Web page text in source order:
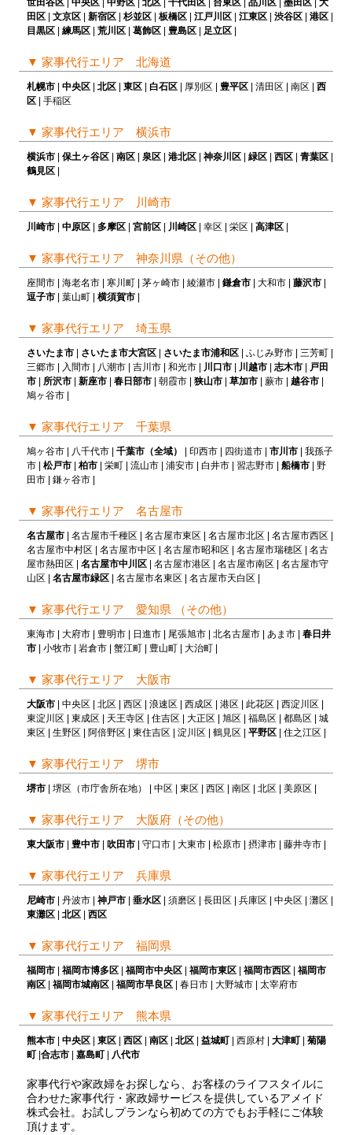
世田谷区 中央区 中野区 北区 千代田区 台東区 品川区 墨田区
大
田区
文京区 新宿区 杉並区 板橋区 江戸川区 江東区 渋谷区 港区
目黒区
練馬区 荒川区 葛飾区 豊島区 足立区
▼ 家事代行エリア 北海道
札幌市 中央区 北区 東区 白石区 | 厚別区 | 豊平区 | 清田区 | 南区 | 西
区 | 手稲区
▼ 家事代行エリア 横浜市
横浜市 保土ヶ谷区 南区 泉区 港北区 神奈川区 緑区 西区 青葉区
鶴見区
▼ 家事代行エリア 川崎市
川崎市 中原区 多摩区 宮前区 川崎区 | 幸区 | 栄区 | 高津区
▼ 家事代行エリア 神奈川県（その他）
座間市 | 海老名市 | 寒川町 | 茅ヶ崎市 | 綾瀬市 | 鎌倉市 | 大和市 | 藤沢市
逗子市 | 葉山町 | 横須賀市
▼ 家事代行エリア 埼玉県
さいたま市 さいたま市大宮区 さいたま市浦和区 | ふじみ野市 | 三芳町 |
三郷市 | 入間市 | 八潮市 | 吉川市 | 和光市 | 川口市 川越市 志木市
戸田
市
所沢市 新座市 春日部市 | 朝霞市 | 狭山市 草加市 | 蕨市 | 越谷市
鳩ヶ谷市 |
▼ 家事代行エリア 千葉県
鳩ヶ谷市 | 八千代市 | 千葉市（全域） | 印西市 | 四街道市 | 市川市 | 我孫子
市 | 松戸市 柏市 | 栄町 | 流山市 | 浦安市 | 白井市 | 習志野市 | 船橋市 | 野
田市 | 鎌ヶ谷市 |
▼ 家事代行エリア 名古屋市
名古屋市 | 名古屋市千種区 | 名古屋市東区 | 名古屋市北区 | 名古屋市西区 |
名古屋市中村区 | 名古屋市中区 | 名古屋市昭和区 | 名古屋市瑞穂区 | 名古
屋市熱田区 | 名古屋市中川区 | 名古屋市港区 | 名古屋市南区 | 名古屋市守
山区 | 名古屋市緑区 | 名古屋市名東区 | 名古屋市天白区 |
▼ 家事代行エリア 愛知県 （その他）
東海市 | 大府市 | 豊明市 | 日進市 | 尾張旭市 | 北名古屋市 | あま市 | 春日井
市 | 小牧市 | 岩倉市 | 蟹江町 | 豊山町 | 大治町 |
▼ 家事代行エリア 大阪市
大阪市 | 中央区 | 北区 | 西区 | 浪速区 | 西成区 | 港区 | 此花区 | 西淀川区 |
東淀川区 | 東成区 | 天王寺区 | 住吉区 | 大正区 | 旭区 | 福島区 | 都島区 | 城
東区 | 生野区 | 阿倍野区 | 東住吉区 | 淀川区 | 鶴見区 | 平野区 | 住之江区 |
▼ 家事代行エリア 堺市
堺市 | 堺区（市庁舎所在地） | 中区 | 東区 | 西区 | 南区 | 北区 | 美原区 |
▼ 家事代行エリア 大阪府（その他）
東大阪市 豊中市 吹田市 | 守口市 | 大東市 | 松原市 | 摂津市 | 藤井寺市 |
▼ 家事代行エリア 兵庫県
尼崎市 | 丹波市 | 神戸市 垂水区 | 須磨区 | 長田区 | 兵庫区 | 中央区 | 灘区 |
東灘区
北区 西区
▼ 家事代行エリア 福岡県
福岡市 福岡市博多区 福岡市中央区 福岡市東区 福岡市西区
福岡市
南区
福岡市城南区 福岡市早良区 | 春日市 | 大野城市 | 太宰府市
▼ 家事代行エリア 熊本県
熊本市 中央区 東区 西区 南区 北区 益城町 | 西原村 | 大津町
菊陽
町 合志市 嘉島町 八代市
家事代行や家政婦をお探しなら、お客様のライフスタイルに
合わせた家事代行・家政婦サービスを提供しているアメイド
株式会社。お試しプランなら初めての方でもお手軽にご体験
頂けます。